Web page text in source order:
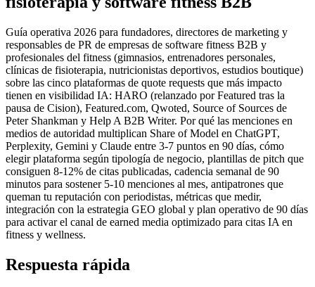
Guía operativa 2026 para fundadores, directores de marketing y
responsables de PR de empresas de software fitness B2B y
profesionales del fitness (gimnasios, entrenadores personales,
clínicas de fisioterapia, nutricionistas deportivos, estudios boutique)
sobre las cinco plataformas de quote requests que más impacto
tienen en visibilidad IA: HARO (relanzado por Featured tras la
pausa de Cision), Featured.com, Qwoted, Source of Sources de
Peter Shankman y Help A B2B Writer. Por qué las menciones en
medios de autoridad multiplican Share of Model en ChatGPT,
Perplexity, Gemini y Claude entre 3-7 puntos en 90 días, cómo
elegir plataforma según tipología de negocio, plantillas de pitch que
consiguen 8-12% de citas publicadas, cadencia semanal de 90
minutos para sostener 5-10 menciones al mes, antipatrones que
queman tu reputación con periodistas, métricas que medir,
integración con la estrategia GEO global y plan operativo de 90 días
para activar el canal de earned media optimizado para citas IA en
fitness y wellness.
Respuesta rápida